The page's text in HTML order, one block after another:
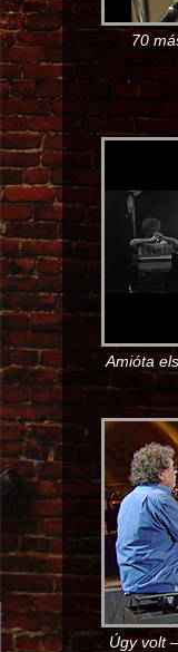
70
Amióta
Úgy volt–